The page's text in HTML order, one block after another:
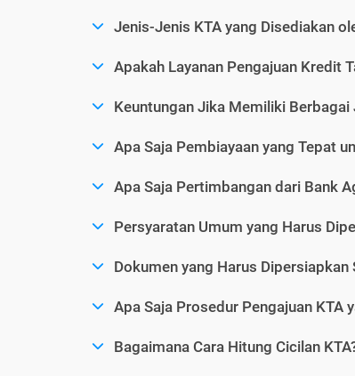
Jenis-Jenis KTA yang Disediakan
Apakah Layanan Pengajuan Kredit
Keuntungan Jika Memiliki
Apa Saja Pembiayaan yang Tepat
Apa Saja Pertimbangan dari Bank
Persyaratan Umum yang Harus
Dokumen yang Harus
Apa Saja Prosedur Pengajuan KTA
Bagaimana Cara Hitung Cicilan